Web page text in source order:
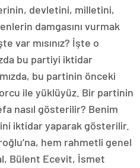
devletini, milletini,
damgasını vurmak
var mısınız? İşte o
bu partiyi iktidar
bu partinin önceki
ile yüklüyüz. Bir partinin
nasıl gösterilir? Benim
iktidar yaparak gösterilir.
hem rahmetli genel
Bülent Ecevit, İsmet